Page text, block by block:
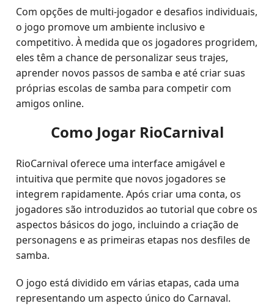
Com opções de multi-jogador e desafios individuais,
o jogo promove um ambiente inclusivo e
competitivo. À medida que os jogadores progridem,
eles têm a chance de personalizar seus trajes,
aprender novos passos de samba e até criar suas
próprias escolas de samba para competir com
amigos online.
Como Jogar RioCarnival
RioCarnival oferece uma interface amigável e
intuitiva que permite que novos jogadores se
integrem rapidamente. Após criar uma conta, os
jogadores são introduzidos ao tutorial que cobre os
aspectos básicos do jogo, incluindo a criação de
personagens e as primeiras etapas nos desfiles de
samba.
O jogo está dividido em várias etapas, cada uma
representando um aspecto único do Carnaval.